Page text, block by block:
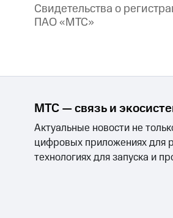
Свидетельства о
ПАО «МТС»
МТС — связь и
Актуальные новости не
цифровых приложениях для
технологиях для запуска и